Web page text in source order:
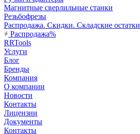
Магнитные сверлильные станки
Резьбофрезы
Распродажа. Скидки. Складские остатки
Распродажа%
RRTools
Услуги
Блог
Бренды
Компания
О компании
Новости
Контакты
Лицензии
Документы
Контакты